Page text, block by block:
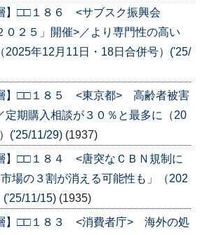
】□□１８６ <サブスク振興会
０２５」開催>／より専門性の高い
2025年12月11日・18日合併号）('25/
】□□１８５ <東京都> 高齢者被害
定期購入相談が３０％と最多に（20
('25/11/29) (1937)
】□□１８４ <唐突なＣＢＮ規制に
場の３割が消える可能性も」（202
11/15) (1935)
】□□１８３ <消費者庁> 海外の処